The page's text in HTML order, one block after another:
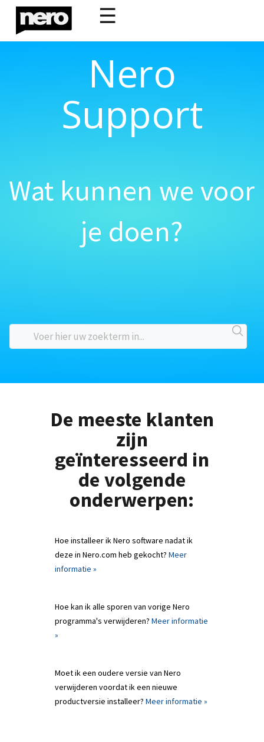
☰
Nero
Support
Wat kunnen we voor
je doen?
De meeste klanten
zijn
geïnteresseerd in
de volgende
onderwerpen:
Hoe installeer ik Nero software nadat ik
deze in Nero.com heb gekocht? Meer
informatie »
Hoe kan ik alle sporen van vorige Nero
programma's verwijderen? Meer informatie
»
Moet ik een oudere versie van Nero
verwijderen voordat ik een nieuwe
productversie installeer? Meer informatie »